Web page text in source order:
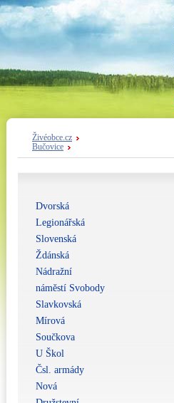
Živéobce.cz
Bučovice
Dvorská
Legionářská
Slovenská
Ždánská
Nádražní
náměstí Svobody
Slavkovská
Mírová
Součkova
U Škol
Čsl. armády
Nová